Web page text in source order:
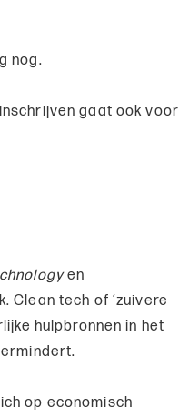
nog.
gaat ook voor
en
Clean tech of ‘zuivere
hulpbronnen in het
op economisch